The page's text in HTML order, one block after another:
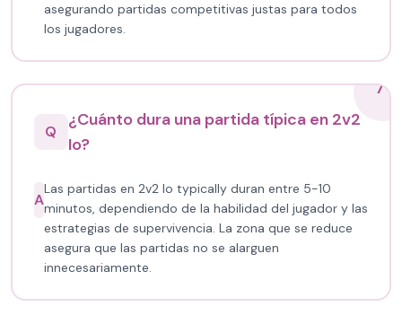
asegurando partidas competitivas justas para todos
los jugadores.
7
Q
¿Cuánto dura una partida típica en 2v2
Io?
A
Las partidas en 2v2 Io typically duran entre 5-10
minutos, dependiendo de la habilidad del jugador y las
estrategias de supervivencia. La zona que se reduce
asegura que las partidas no se alarguen
innecesariamente.